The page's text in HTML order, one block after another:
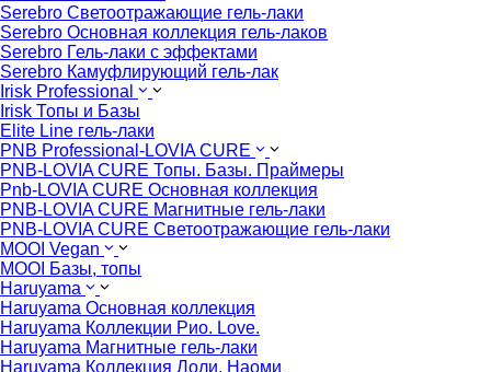
Serebro Светоотражающие гель-лаки
Serebro Основная коллекция гель-лаков
Serebro Гель-лаки с эффектами
Serebro Камуфлирующий гель-лак
Irisk Professional
Irisk Топы и Базы
Elite Line гель-лаки
PNB Professional-LOVIA CURE
PNB-LOVIA CURE Топы. Базы. Праймеры
Pnb-LOVIA CURE Основная коллекция
PNB-LOVIA CURE Магнитные гель-лаки
PNB-LOVIA CURE Cветоотражающие гель-лаки
MOOI Vegan
MOOI Базы, топы
Haruyama
Haruyama Основная коллекция
Haruyama Коллекции Рио. Love.
Haruyama Магнитные гель-лаки
Haruyama Коллекция Лоли. Наоми